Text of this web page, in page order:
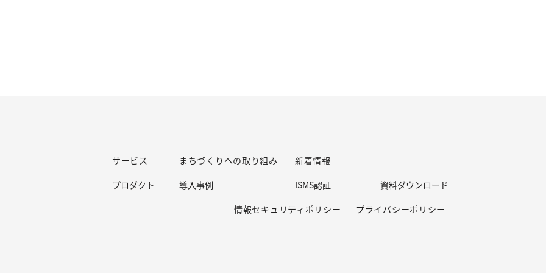
サービス まちづくりへの取り組み
新着情報
プロダクト
導入事例 ISMS認証
資料ダウンロード
情報セキュリティポリシー
プライバシーポリシー